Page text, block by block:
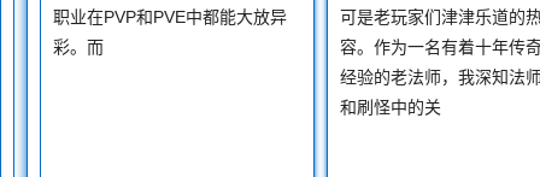
职业在PVP和PVE中都能大放异
彩。而
可是老玩家们津津乐道的
容。作为一名有着十年传
经验的老法师，我深知法
和刷怪中的关